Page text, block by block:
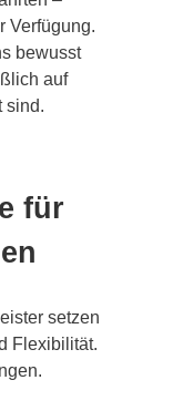
Verfügung.
bewusst
auf
sind.
für
setzen
Flexibilität.